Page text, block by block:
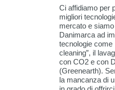
Ci affidiamo per
migliori
mercato e
Danimarca ad
tecnologie come
cleaning”, il
con CO2 e con
(Greenearth).
la mancanza di